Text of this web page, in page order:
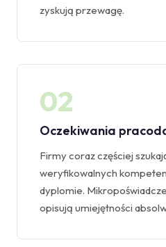
zyskują przewagę.
02
Oczekiwania
Firmy coraz częściej
weryfikowalnych
dyplomie.
opisują umiejętności